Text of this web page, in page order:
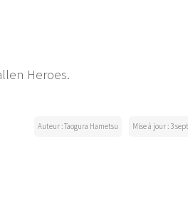
Heroes.
Mise à jour : 3
Auteur : Taogura Hametsu